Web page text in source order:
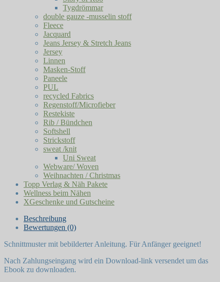
Tygdrömmar
double gauze -musselin stoff
Fleece
Jacquard
Jeans Jersey & Stretch Jeans
Jersey
Linnen
Masken-Stoff
Paneele
PUL
recycled Fabrics
Regenstoff/Microfieber
Restekiste
Rib / Bündchen
Softshell
Strickstoff
sweat /knit
Uni Sweat
Webware/ Woven
Weihnachten / Christmas
Topp Verlag & Näh Pakete
Wellness beim Nähen
XGeschenke und Gutscheine
Beschreibung
Bewertungen (0)
Schnittmuster mit bebilderter Anleitung. Für Anfänger geeignet!
Nach Zahlungseingang wird ein Download-link versendet um das
Ebook zu downloaden.